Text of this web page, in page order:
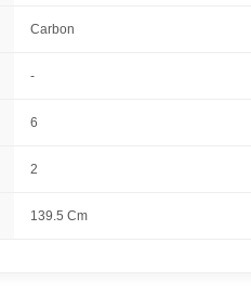
Carbon
-
6
2
139.5 Cm